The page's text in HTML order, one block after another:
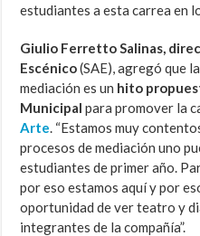
estudiantes a esta carrea en
Giulio Ferretto Salinas,
Escénico(SAE), agregó que
mediación es un hito
Municipal para promover la
Arte. “Estamos muy
procesos de mediación uno
estudiantes de primer año.
por eso estamos aquí y por
oportunidad de ver teatro y
integrantes de la compañía”.